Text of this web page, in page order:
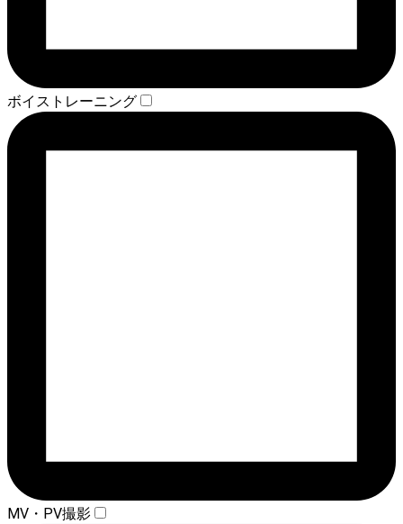
ボイストレーニング
MV・PV撮影